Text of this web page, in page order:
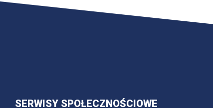
SERWISY SPOŁECZNOŚCIOWE